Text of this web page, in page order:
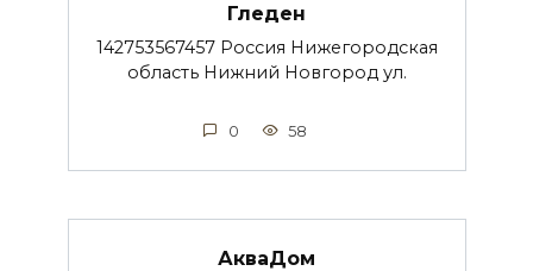
Гледен
142753567457 Россия Нижегородская
область Нижний Новгород ул.
0 58
АкваДом